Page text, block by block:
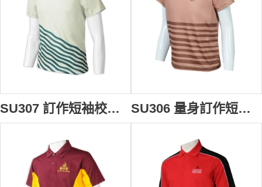
SU307 訂作短袖校服熱升華T恤 自製圓領印LOGO熱升華 校服供應商 HK 國際學校 預備班 SU306 量身訂作短袖校服熱升華T恤 自製圓領印LOGO熱升華 校服供應商 HK EIS INTERNATIONAL PRESCHOOL 100%滌